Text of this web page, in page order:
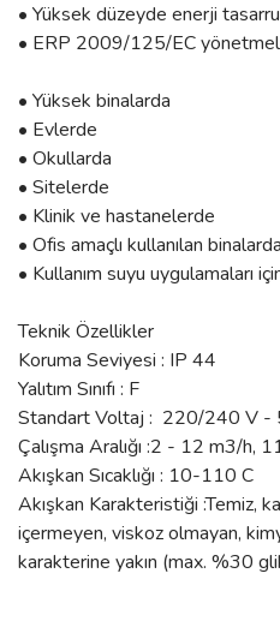
• Yüksek düzeyde enerji
• ERP 2009/125/EC
• Yüksek binalarda
• Evlerde
• Okullarda
• Sitelerde
• Klinik ve hastanelerde
• Ofis amaçlı kullanılan binalarda
• Kullanım suyu uygulamaları
Teknik Özellikler
Koruma Seviyesi : IP 44
Yalıtım Sınıfı : F
Standart Voltaj : 220/240 V -
Çalışma Aralığı :2 - 12 m3/h,
Akışkan Sıcaklığı : 10-110 C
Akışkan Karakteristiği :Temiz,
içermeyen, viskoz olmayan,
karakterine yakın (max. %30